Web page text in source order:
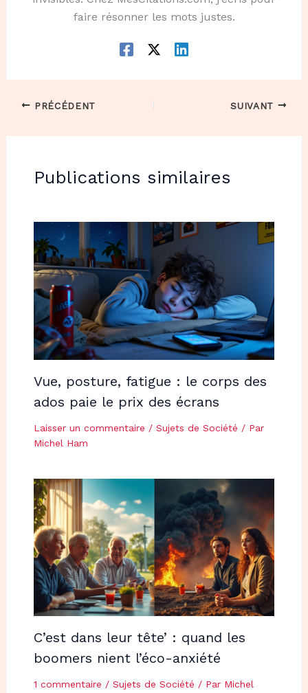
faire résonner les mots justes.
PRÉCÉDENT SUIVANT
Publications similaires
Vue, posture, fatigue : le corps des
ados paie le prix des écrans
Laisser un commentaire / Sujets de Société / Par
Michel Ham
C’est dans leur tête’ : quand les
boomers nient l’éco-anxiété
1 commentaire / Sujets de Société / Par Michel